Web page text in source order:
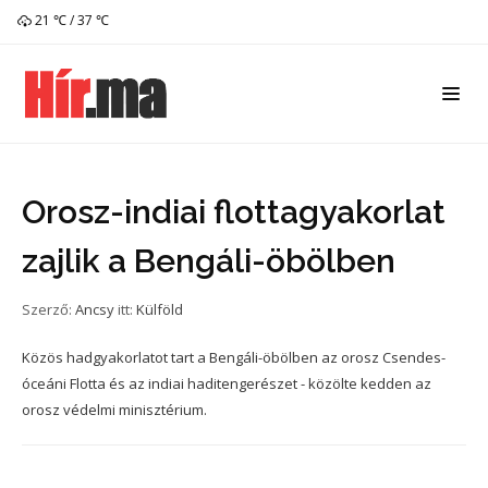
21 ℃ / 37 ℃
Orosz-indiai flottagyakorlat
zajlik a Bengáli-öbölben
Szerző: Ancsy itt: Külföld
Közös hadgyakorlatot tart a Bengáli-öbölben az orosz Csendes-
óceáni Flotta és az indiai haditengerészet - közölte kedden az
orosz védelmi minisztérium.